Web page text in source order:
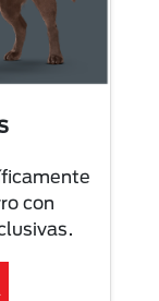
con